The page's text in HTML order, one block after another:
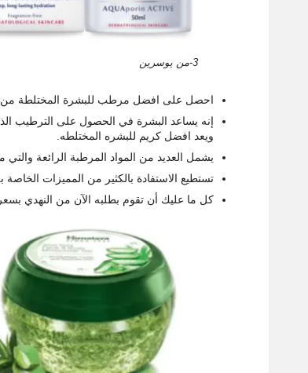
3-من يوسرين
احصل على افضل مرطب للبشرة المختلطة من
إنه يساعد البشرة في الحصول على الترطيب
ويعد افضل كريم للبشره المختلطه.
يشمل العديد من المواد المرطبة الرائعة
تستطيع الاستفادة بالكثير من المميزات الخاصة به
كل ما عليك أن تقوم بطلبه الآن من النهدي بسعر 79.35 ريال سعودي بخصم يصل إلى 50%.